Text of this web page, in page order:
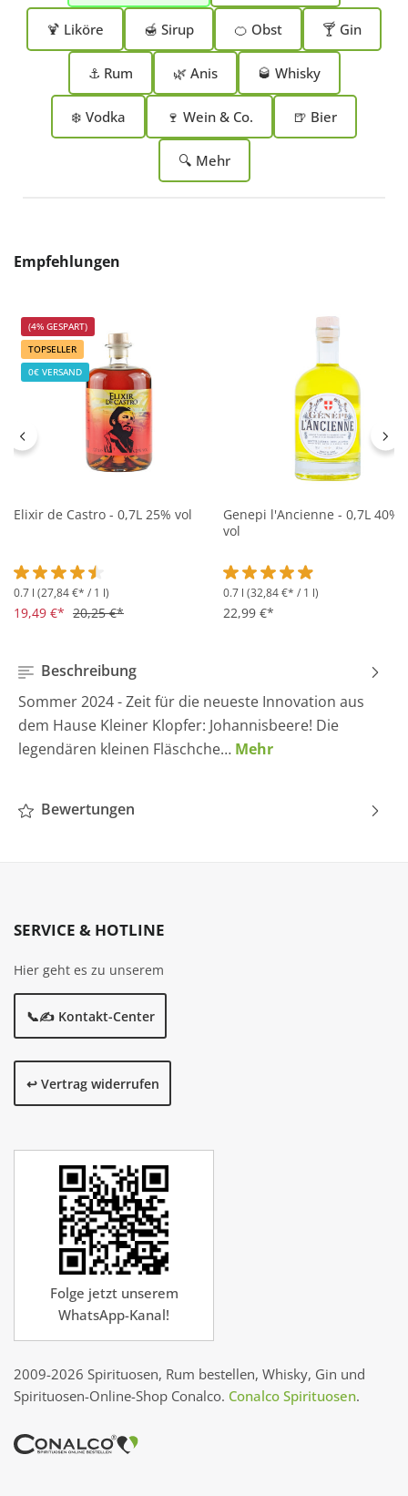
🍹 Liköre 🍯 Sirup 🍊 Obst 🍸 Gin
⚓ Rum 🌿 Anis 🥃 Whisky
❄️ Vodka 🍷 Wein & Co. 🍺 Bier
🔍 Mehr
Produktgalerie überspringen
Empfehlungen
(4% GESPART)
TOPSELLER
0€ VERSAND
Elixir de Castro - 0,7L 25% vol
Durchschnittliche Bewertung von 4.5 von 5 Sternen
0.7 l (27,84 €* / 1 l)
19,49 €* 20,25 €*
Genepi l'Ancienne - 0,7L 40%
vol
Durchschnittliche
0.7 l (32,84 €* / 1 l)
22,99 €*
Beschreibung
Sommer 2024 - Zeit für die neueste Innovation aus
dem Hause Kleiner Klopfer: Johannisbeere! Die
legendären kleinen Fläschche… Mehr
Bewertungen
SERVICE & HOTLINE
Hier geht es zu unserem
📞✍️ Kontakt-Center
↩️ Vertrag widerrufen
Folge jetzt unserem
WhatsApp-Kanal!
2009-2026 Spirituosen, Rum bestellen, Whisky, Gin und
Spirituosen-Online-Shop Conalco. Conalco Spirituosen.